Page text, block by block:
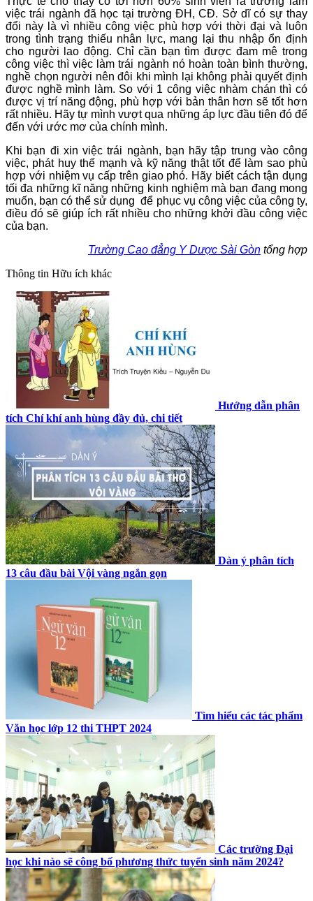
việc trái ngành đã học tại trường ĐH, CĐ. Sở dĩ có sự thay
đổi này là vì nhiều công việc phù hợp với thời đại và luôn
trong tình trạng thiếu nhân lực, mang lại thu nhập ổn định
cho người lao động. Chỉ cần bạn tìm được đam mê trong
công việc thì việc làm trái ngành nó hoàn toàn bình thường,
nghề chọn người nên đôi khi mình lại không phải quyết định
được nghề mình làm. So với 1 công việc nhàm chán thì có
được vị trí năng động, phù hợp với bản thân hơn sẽ tốt hơn
rất nhiều. Hãy tự mình vượt qua những áp lực đầu tiên đó để
đến với ước mơ của chính mình.
Khi bạn đi xin việc trái ngành, bạn hãy tập trung vào công
việc, phát huy thế mạnh và kỹ năng thật tốt để làm sao phù
hợp với nhiệm vụ cấp trên giao phó. Hãy biết cách tận dụng
tối đa những kĩ năng những kinh nghiệm mà bạn đang mong
muốn, bạn có thể sử dụng để phục vụ công việc của công ty,
điều đó sẽ giúp ích rất nhiều cho những khởi đầu công việc
của bạn.
Trường Cao đẳng Y Dược Sài Gòn tổng hợp
Thông tin Hữu ích khác
Hướng dẫn phân
tích Chí khí anh hùng đầy đủ, chi tiết
Dàn ý phân tích
13 câu đầu bài Vội vàng ngắn gọn
Tìm hiểu các tác phẩm
Văn học lớp 12 thi THPT 2024
Các trường Đại
học khi nào sẽ công bố phương thức tuyển sinh năm 2024?